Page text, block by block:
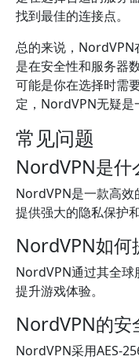
找到最佳的连接点。
总的来说，NordVPN
是在安全性和服务器
可能是你在选择时需
定，NordVPN无疑是
常见问题
NordVPN是什
NordVPN是一款高效
提供强大的隐私保护
NordVPN如何
NordVPN通过其全球
提升游戏体验。
NordVPN的安
NordVPN采用AES-